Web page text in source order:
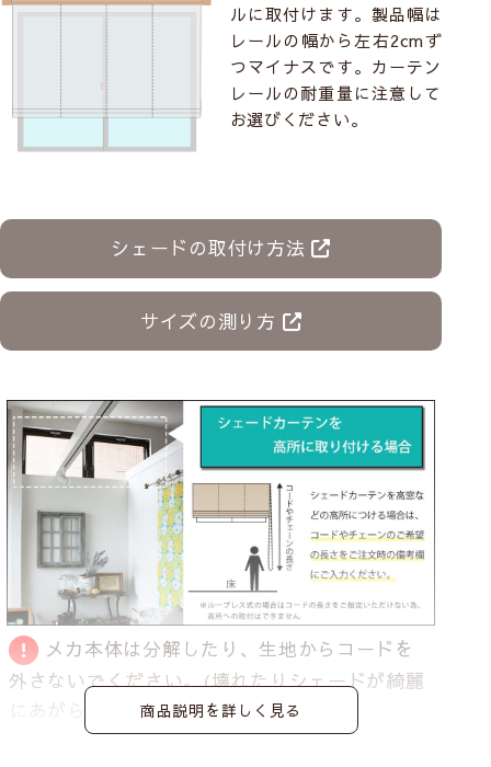
ルに取付けます。製品幅は
レールの幅から左右2cmず
つマイナスです。カーテン
レールの耐重量に注意して
お選びください。
シェードの取付け方法
サイズの測り方
メカ本体は分解したり、生地からコードを
外さないでください。(壊れたりシェードが綺麗
にあがらなくなる恐れがあります)
商品説明を詳しく見る